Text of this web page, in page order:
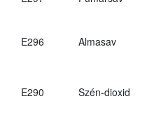
E296 Almasav
E290 Szén-dioxid